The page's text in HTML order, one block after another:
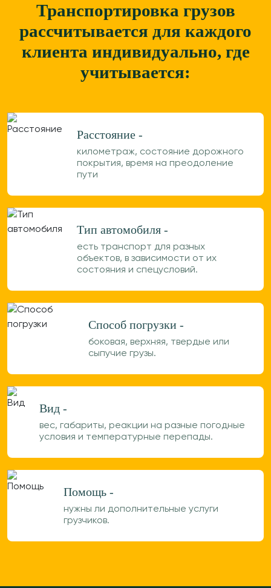
Транспортировка грузов
рассчитывается для каждого
клиента индивидуально, где
учитывается:
Расстояние -
километраж, состояние дорожного
покрытия, время на преодоление
пути
Тип автомобиля -
есть транспорт для разных
объектов, в зависимости от их
состояния и спецусловий.
Способ погрузки -
боковая, верхняя, твердые или
сыпучие грузы.
Вид -
вес, габариты, реакции на разные погодные
условия и температурные перепады.
Помощь -
нужны ли дополнительные услуги
грузчиков.